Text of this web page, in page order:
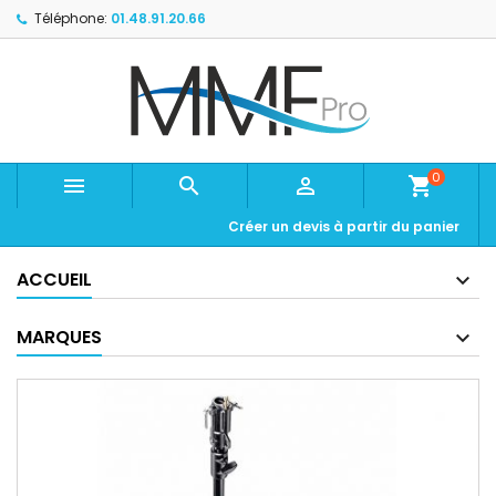
Téléphone: 01.48.91.20.66
   shopping_cart0
Créer un devis à partir du panier
ACCUEIL
MARQUES